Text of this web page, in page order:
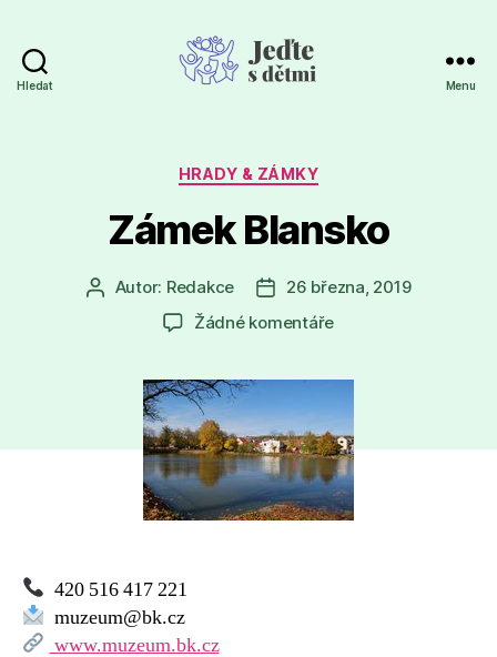
Hledat Menu
Rubriky
HRADY & ZÁMKY
Zámek Blansko
Autor
příspěvku
Autor: Redakce
Datum
příspěvku
26 března, 2019
Žádné komentářeu
Zámek
Blansko
420 516 417 221
muzeum@bk.cz
www.muzeum.bk.cz